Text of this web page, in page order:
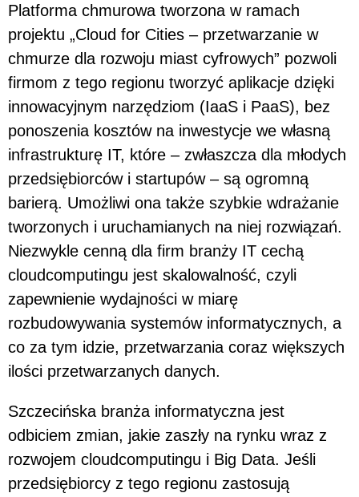
Platforma chmurowa tworzona w ramach
projektu „Cloud for Cities – przetwarzanie w
chmurze dla rozwoju miast cyfrowych” pozwoli
firmom z tego regionu tworzyć aplikacje dzięki
innowacyjnym narzędziom (IaaS i PaaS), bez
ponoszenia kosztów na inwestycje we własną
infrastrukturę IT, które – zwłaszcza dla młodych
przedsiębiorców i startupów – są ogromną
barierą. Umożliwi ona także szybkie wdrażanie
tworzonych i uruchamianych na niej rozwiązań.
Niezwykle cenną dla firm branży IT cechą
cloudcomputingu jest skalowalność, czyli
zapewnienie wydajności w miarę
rozbudowywania systemów informatycznych, a
co za tym idzie, przetwarzania coraz większych
ilości przetwarzanych danych.
Szczecińska branża informatyczna jest
odbiciem zmian, jakie zaszły na rynku wraz z
rozwojem cloudcomputingu i Big Data. Jeśli
przedsiębiorcy z tego regionu zastosują